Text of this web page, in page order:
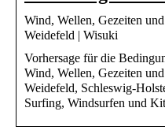
Wind, Wellen, Gezeiten
Weidefeld | Wisuki
Vorhersage für die
Wind, Wellen, Gezeiten
Weidefeld, Schleswig-
Surfing, Windsurfen und